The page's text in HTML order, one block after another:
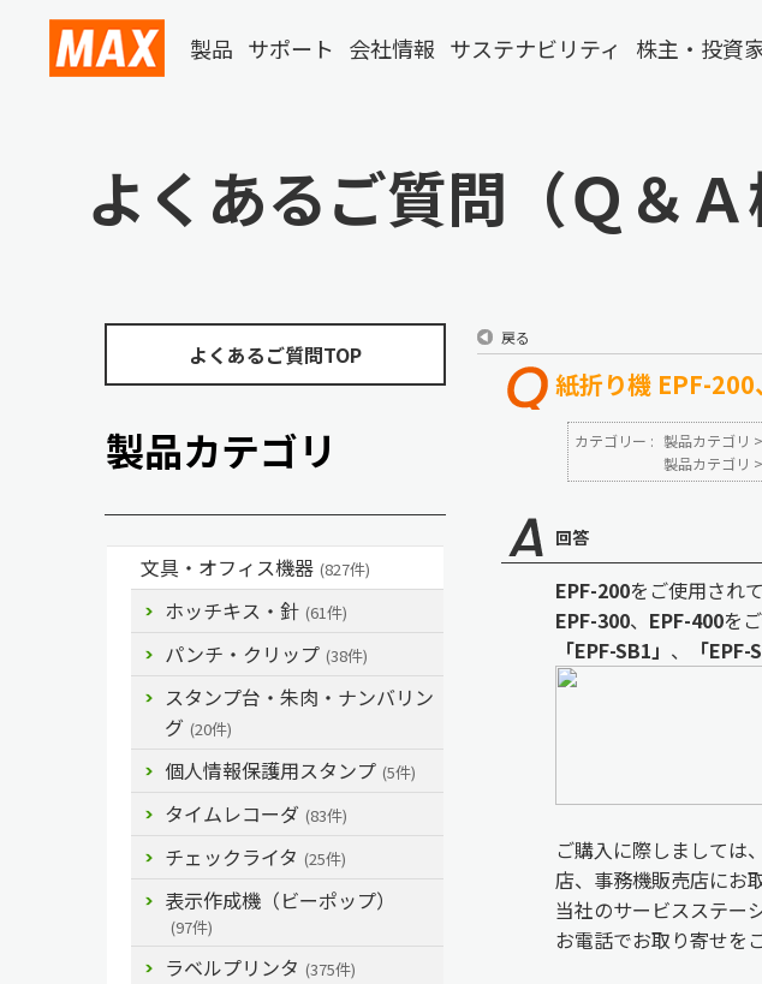
製品 サポート 会社情報 サステナビリティ 株主・投資
よくあるご質問（Ｑ＆Ａ
よくあるご質問TOP
製品カテゴリ
文具・オフィス機器 (827件)
ホッチキス・針 (61件)
パンチ・クリップ (38件)
スタンプ台・朱肉・ナンバリン
グ (20件)
個人情報保護用スタンプ (5件)
タイムレコーダ (83件)
チェックライタ (25件)
表示作成機（ビーポップ）
(97件)
ラベルプリンタ (375件)
戻る
紙折り機 EPF-200
カテゴリー : 製品カテゴリ >
製品カテゴリ >
回答
EPF-200をご使用され
EPF-300、 EPF-400を
「EPF-SB1」 、 「EPF-
ご購入に際しましては
店、事務機販売店にお
当社のサービスステー
お電話でお取り寄せを